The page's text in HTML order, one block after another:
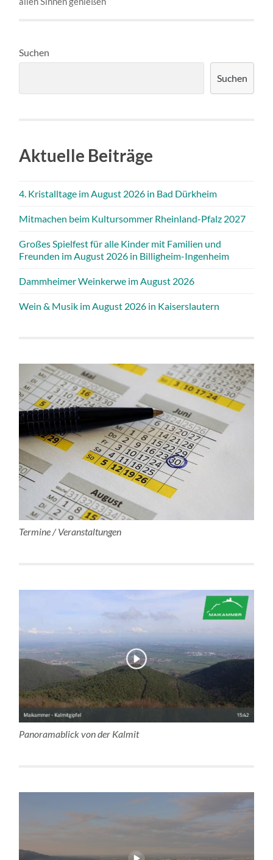
Suchen
Suchen
Aktuelle Beiträge
4. Kristalltage im August 2026 in Bad Dürkheim
Mitmachen beim Kultursommer Rheinland-Pfalz 2027
Großes Spielfest für alle Kinder mit Familien und
Freunden im August 2026 in Billigheim-Ingenheim
Dammheimer Weinkerwe im August 2026
Wein & Musik im August 2026 in Kaiserslautern
Termine / Veranstaltungen
Panoramablick von der Kalmit